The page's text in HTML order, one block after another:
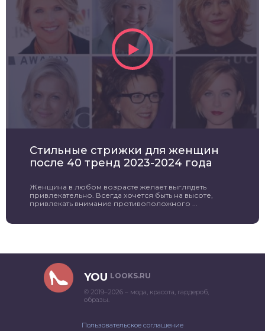
Стильные стрижки для женщин
после 40 тренд 2023-2024 года
Женщина в любом возрасте желает выглядеть
привлекательно. Всегда хочется быть на высоте,
привлекать внимание противоположного ...
YOU LOOKS.RU
© 2019–2026 – мода, красота, гардероб,
образы.
Пользовательское соглашение